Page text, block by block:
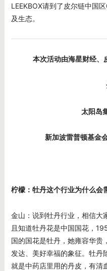
LEEKBOX请到了皮尔链中国
及生态。
本次活动由海星财经、
太阳岛
新加波雷普顿基
柠檬：牡丹这个行业为什么会
金山：说到牡丹行业，相信大
且知道牡丹花是中国国花，
国的国花是牡丹，她雍容华贵
发达、美好幸福的象征。牡丹
就是中药店里用的丹皮，有清